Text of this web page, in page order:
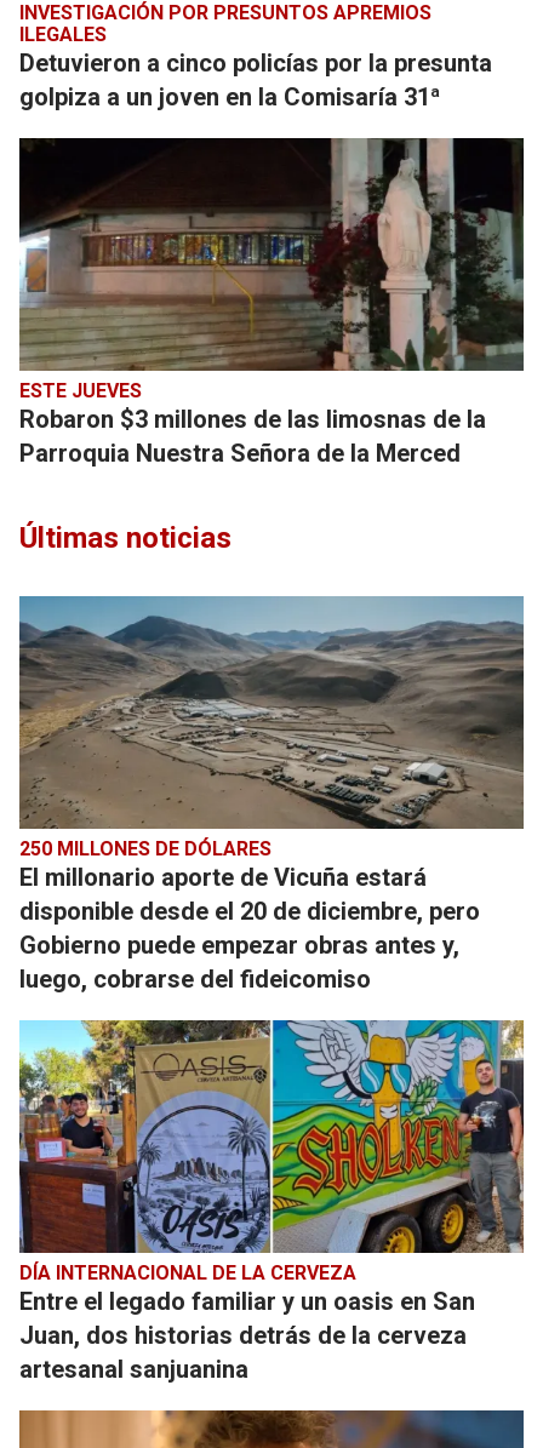
INVESTIGACIÓN POR PRESUNTOS APREMIOS
ILEGALES
Detuvieron a cinco policías por la presunta
golpiza a un joven en la Comisaría 31ª
ESTE JUEVES
Robaron $3 millones de las limosnas de la
Parroquia Nuestra Señora de la Merced
Últimas noticias
250 MILLONES DE DÓLARES
El millonario aporte de Vicuña estará
disponible desde el 20 de diciembre, pero
Gobierno puede empezar obras antes y,
luego, cobrarse del fideicomiso
DÍA INTERNACIONAL DE LA CERVEZA
Entre el legado familiar y un oasis en San
Juan, dos historias detrás de la cerveza
artesanal sanjuanina